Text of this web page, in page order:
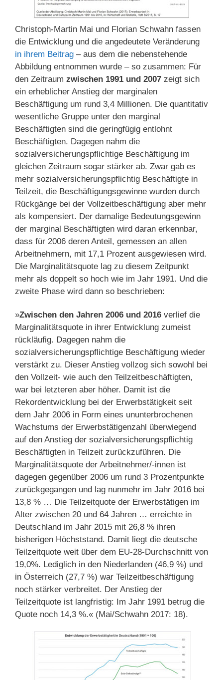
Christoph-Martin Mai und Florian Schwahn fassen
die Entwicklung und die angedeutete Veränderung
in ihrem Beitrag – aus dem die nebenstehende
Abbildung entnommen wurde – so zusammen: Für
den Zeitraum zwischen 1991 und 2007 zeigt sich
ein erheblicher Anstieg der marginalen
Beschäftigung um rund 3,4 Millionen. Die quantitativ
wesentliche Gruppe unter den marginal
Beschäftigten sind die geringfügig entlohnt
Beschäftigten. Dagegen nahm die
sozialversicherungspflichtige Beschäftigung im
gleichen Zeitraum sogar stärker ab. Zwar gab es
mehr sozialversicherungspflichtig Beschäftigte in
Teilzeit, die Beschäftigungsgewinne wurden durch
Rückgänge bei der Vollzeitbeschäftigung aber mehr
als kompensiert. Der damalige Bedeutungsgewinn
der marginal Beschäftigten wird daran erkennbar,
dass für 2006 deren Anteil, gemessen an allen
Arbeitnehmern, mit 17,1 Prozent ausgewiesen wird.
Die Marginalitätsquote lag zu diesem Zeitpunkt
mehr als doppelt so hoch wie im Jahr 1991. Und die
zweite Phase wird dann so beschrieben:
»Zwischen den Jahren 2006 und 2016 verlief die
Marginalitätsquote in ihrer Entwicklung zumeist
rückläufig. Dagegen nahm die
sozialversicherungspflichtige Beschäftigung wieder
verstärkt zu. Dieser Anstieg vollzog sich sowohl bei
den Vollzeit- wie auch den Teilzeitbeschäftigten,
war bei letzteren aber höher. Damit ist die
Rekordentwicklung bei der Erwerbstätigkeit seit
dem Jahr 2006 in Form eines ununterbrochenen
Wachstums der Erwerbstätigenzahl überwiegend
auf den Anstieg der sozialversicherungspflichtig
Beschäftigten in Teilzeit zurückzuführen. Die
Marginalitätsquote der Arbeitnehmer/-innen ist
dagegen gegenüber 2006 um rund 3 Prozentpunkte
zurückgegangen und lag nunmehr im Jahr 2016 bei
13,8 % … Die Teilzeitquote der Erwerbstätigen im
Alter zwischen 20 und 64 Jahren … erreichte in
Deutschland im Jahr 2015 mit 26,8 % ihren
bisherigen Höchststand. Damit liegt die deutsche
Teilzeitquote weit über dem EU-28-Durchschnitt von
19,0%. Lediglich in den Niederlanden (46,9 %) und
in Österreich (27,7 %) war Teilzeitbeschäftigung
noch stärker verbreitet. Der Anstieg der
Teilzeitquote ist langfristig: Im Jahr 1991 betrug die
Quote noch 14,3 %.« (Mai/Schwahn 2017: 18).